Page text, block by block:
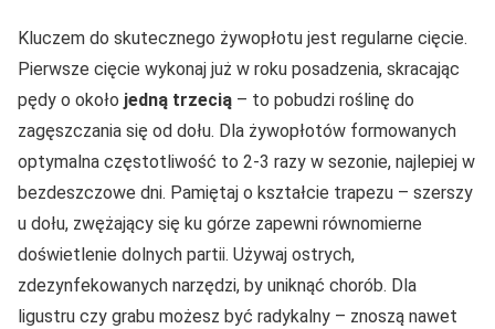
Kluczem do skutecznego żywopłotu jest regularne cięcie.
Pierwsze cięcie wykonaj już w roku posadzenia, skracając
pędy o około jedną trzecią – to pobudzi roślinę do
zagęszczania się od dołu. Dla żywopłotów formowanych
optymalna częstotliwość to 2-3 razy w sezonie, najlepiej w
bezdeszczowe dni. Pamiętaj o kształcie trapezu – szerszy
u dołu, zwężający się ku górze zapewni równomierne
doświetlenie dolnych partii. Używaj ostrych,
zdezynfekowanych narzędzi, by uniknąć chorób. Dla
ligustru czy grabu możesz być radykalny – znoszą nawet